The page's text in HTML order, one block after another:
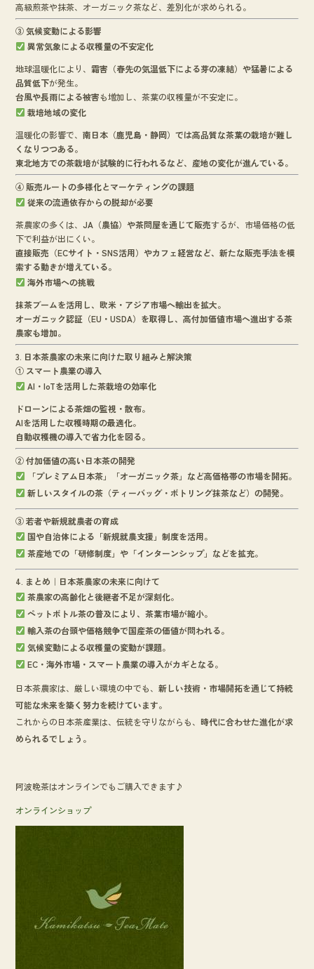
高級煎茶や抹茶、オーガニック茶など、差別化が求められる。
③ 気候変動による影響
異常気象による収穫量の不安定化
地球温暖化により、霜害（春先の気温低下による芽の凍結）や猛暑による
品質低下が発生。
台風や長雨による被害も増加し、茶葉の収穫量が不安定に。
栽培地域の変化
温暖化の影響で、南日本（鹿児島・静岡）では高品質な茶葉の栽培が難し
くなりつつある。
東北地方での茶栽培が試験的に行われるなど、産地の変化が進んでいる。
④ 販売ルートの多様化とマーケティングの課題
従来の流通依存からの脱却が必要
茶農家の多くは、JA（農協）や茶問屋を通じて販売するが、市場価格の低
下で利益が出にくい。
直接販売（ECサイト・SNS活用）やカフェ経営など、新たな販売手法を模
索する動きが増えている。
海外市場への挑戦
抹茶ブームを活用し、欧米・アジア市場へ輸出を拡大。
オーガニック認証（EU・USDA）を取得し、高付加価値市場へ進出する茶
農家も増加。
3. 日本茶農家の未来に向けた取り組みと解決策
① スマート農業の導入
AI・IoTを活用した茶栽培の効率化
ドローンによる茶畑の監視・散布。
AIを活用した収穫時期の最適化。
自動収穫機の導入で省力化を図る。
② 付加価値の高い日本茶の開発
「プレミアム日本茶」「オーガニック茶」など高価格帯の市場を開拓。
新しいスタイルの茶（ティーバッグ・ボトリング抹茶など）の開発。
③ 若者や新規就農者の育成
国や自治体による「新規就農支援」制度を活用。
茶産地での「研修制度」や「インターンシップ」などを拡充。
4. まとめ｜日本茶農家の未来に向けて
茶農家の高齢化と後継者不足が深刻化。
ペットボトル茶の普及により、茶葉市場が縮小。
輸入茶の台頭や価格競争で国産茶の価値が問われる。
気候変動による収穫量の変動が課題。
EC・海外市場・スマート農業の導入がカギとなる。
日本茶農家は、厳しい環境の中でも、新しい技術・市場開拓を通じて持続
可能な未来を築く努力を続けています。
これからの日本茶産業は、伝統を守りながらも、 時代に合わせた進化が求
められるでしょう。
阿波晩茶はオンラインでもご購入できます♪
オンラインショップ